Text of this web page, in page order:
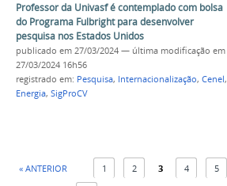
Professor da Univasf é contemplado com bolsa
do Programa Fulbright para desenvolver
pesquisa nos Estados Unidos
publicado em 27/03/2024 — última modificação em
27/03/2024 16h56
registrado em: Pesquisa, Internacionalização, Cenel,
Energia, SigProCV
« ANTERIOR 1 2 3 4 5